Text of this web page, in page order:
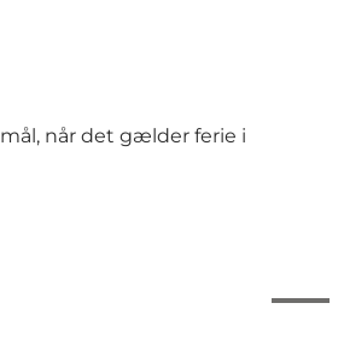
når det gælder ferie i